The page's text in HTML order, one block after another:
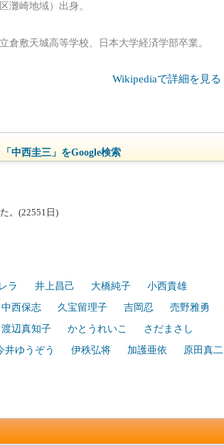
灘崎地域）出身。
倉敷天城高等学校、日本大学経済学部卒業。
Wikipediaで詳細を見る
「中西圭三」をGoogle検索
。(22551日)
ラ 井上昌己 大橋純子
小西貴雄
中西保志 久宝留理子 吉岡忍
売野雅勇
渡辺真知子 かとうれいこ
さだまさし
井ゆうぞう 伊秩弘将 加護亜依
原田真二